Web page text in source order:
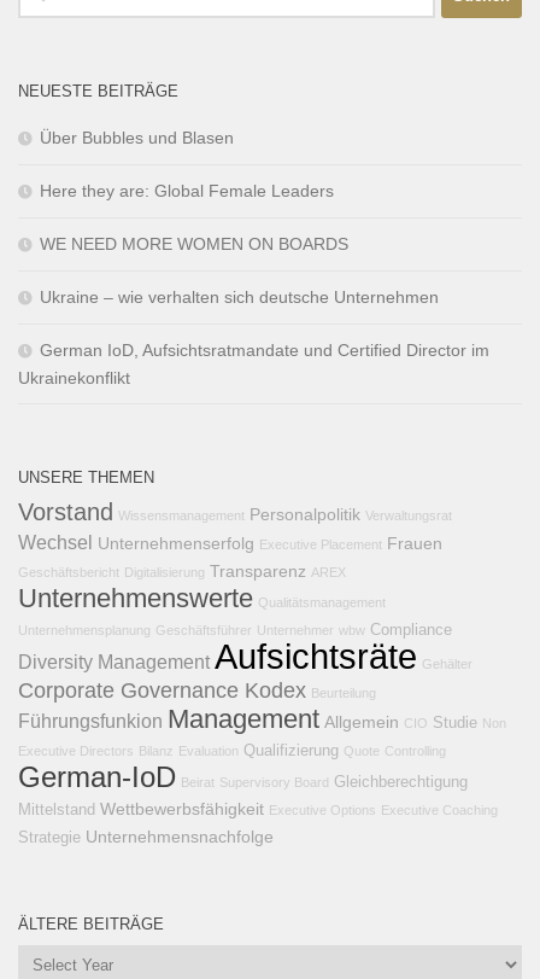
NEUESTE BEITRÄGE
Über Bubbles und Blasen
Here they are: Global Female Leaders
WE NEED MORE WOMEN ON BOARDS
Ukraine – wie verhalten sich deutsche Unternehmen
German IoD, Aufsichtsratmandate und Certified Director im
Ukrainekonflikt
UNSERE THEMEN
Vorstand Wissensmanagement Personalpolitik Verwaltungsrat
Wechsel Unternehmenserfolg Executive Placement Frauen
Geschäftsbericht Digitalisierung Transparenz AREX
Unternehmenswerte Qualitätsmanagement
Unternehmensplanung Geschäftsführer Unternehmer wbw Compliance
Diversity Management Aufsichtsräte Gehälter
Corporate Governance Kodex Beurteilung
Führungsfunkion Management Allgemein CIO Studie Non
Executive Directors Bilanz Evaluation Qualifizierung Quote Controlling
German-IoD Beirat Supervisory Board Gleichberechtigung
Mittelstand Wettbewerbsfähigkeit Executive Options Executive Coaching
Strategie Unternehmensnachfolge
ÄLTERE BEITRÄGE